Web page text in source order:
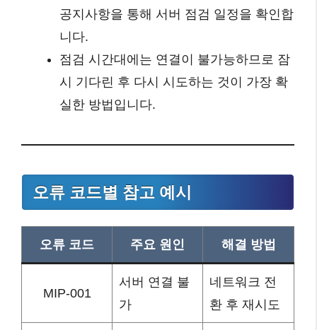
공지사항을 통해 서버 점검 일정을 확인합
니다.
점검 시간대에는 연결이 불가능하므로 잠
시 기다린 후 다시 시도하는 것이 가장 확
실한 방법입니다.
오류 코드별 참고 예시
오류 코드 주요 원인 해결 방법
MIP-001
서버 연결 불
가
네트워크 전
환 후 재시도